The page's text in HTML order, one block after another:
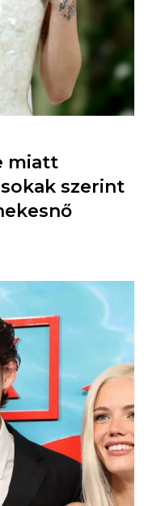
miatt
szerint